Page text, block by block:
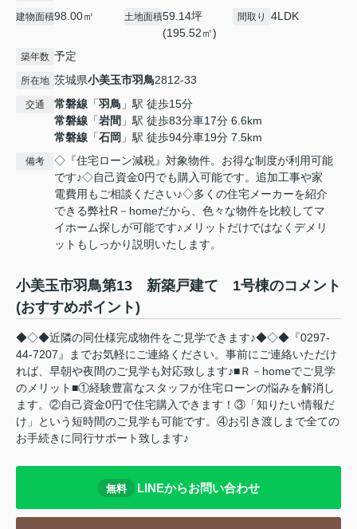
建物面積98.00㎡ 土地面積59.14坪
(195.52㎡)
間取り 4LDK
築年数 予定
所在地 茨城県小美玉市羽鳥2812-33
交通 常磐線 「羽鳥 」駅 徒歩15分
常磐線 「岩間 」駅 徒歩83分車17分 6.6km
常磐線 「石岡 」駅 徒歩94分車19分 7.5km
備考
◇『住宅ローン減税』対象物件。お得な制度が利用可能
です♪◇自己資金0円でも購入可能です。追加工事や家
電費用もご相談ください♪◇多くの住宅メーカーを紹介
できる弊社R－homeだから、色々な物件を比較してマ
イホーム探しが可能です♪メリットだけではなくデメリ
ットもしっかり説明いたします。
小美玉市羽鳥第13 新築戸建て 1号棟のコメント
(おすすめポイント)
◆◇◆近隣の同仕様完成物件をご見学できます♪◆◇◆『0297-
44-7207』までお気軽にご連絡ください。事前にご連絡いただけ
れば、早朝や夜間のご見学も対応致します♪■Ｒ－homeでご見学
のメリット■①経験豊富なスタッフが住宅ローンの悩みを解消し
ます。②自己資金0円で住宅購入できます！③「知りたい情報だ
け」という短時間のご見学も可能です。④お引き渡しまで全ての
お手続きに同行サポート致します♪
無料 LINEからお問い合わせ